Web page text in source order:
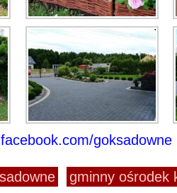
goksadowne
gminny ośrodek